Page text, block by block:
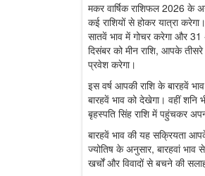
मकर वार्षिक राशिफल 2026 के
कई राशियों से होकर यात्रा
सातवें भाव में गोचर करेगा और
दिसंबर को मीन राशि, आपके
प्रवेश करेगा।
इस वर्ष आपकी राशि के बारहवें
बारहवें भाव को देखेगा। वहीं शनि
बृहस्पति सिंह राशि में पहुंचकर
बारहवें भाव की यह सक्रियता
ज्योतिष के अनुसार, बारहवां
खर्चों और विवादों से बचने की